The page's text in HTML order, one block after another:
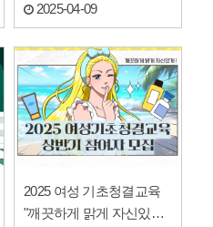
2025-04-09
2025 여성 기초청결교육
"깨끗하게 맑게 자신있게"